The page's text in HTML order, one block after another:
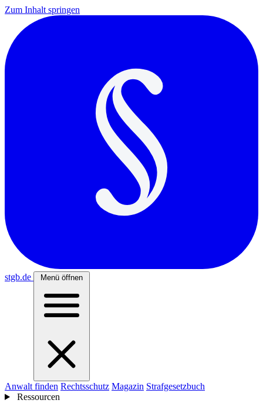
Zum Inhalt springen
stgb.de Menü öffnen
Anwalt finden Rechtsschutz Magazin Strafgesetzbuch
Ressourcen